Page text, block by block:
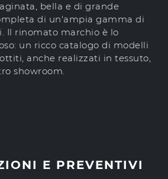
bella e di grande
di un'ampia gamma di
Il rinomato marchio è lo
un ricco catalogo di modelli
anche realizzati in tessuto,
showroom.
E PREVENTIVI